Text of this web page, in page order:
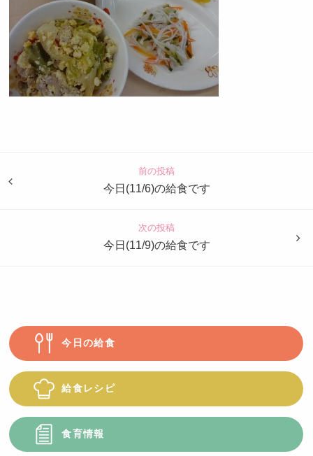
も
前の投稿
今日(11/6)の給食です
次の投稿
今日(11/9)の給食です
今日の給食
給食レシピ
食育情報